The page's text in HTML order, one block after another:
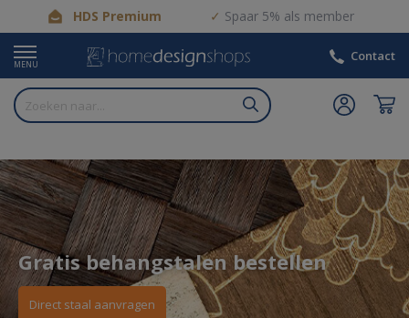
HDS Premium Spaar 5% als member
MENU
Contact
Gratis behangstalen bestellen
Direct staal aanvragen